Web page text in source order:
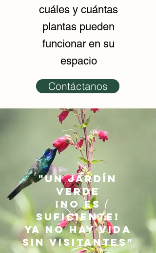
cuáles y cuántas
plantas pueden
funcionar en su
espacio
Contáctanos
"Un jardín
verde
¡no es
suficiente!
Ya no hay vida
sin visitantes"